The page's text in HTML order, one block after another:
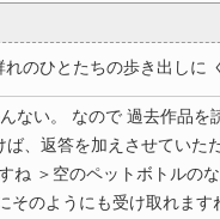
のひとたちの歩き出しに
ない。 なので 過去作品を
、返答を加えさせていた
＞空のペットボトルのな
のようにも受け取れます